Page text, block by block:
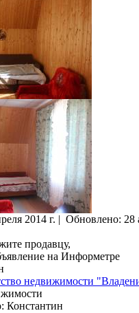
2014 г. | Обновлено: 28
продавцу,
на Информетре
недвижимости
Константин